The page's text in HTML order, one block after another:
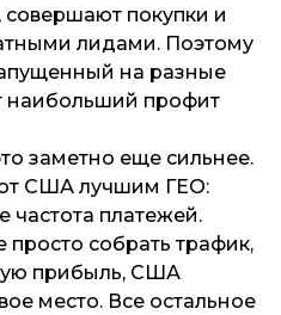
покупки и
лидами. Поэтому
на разные
наибольший профит
заметно еще сильнее.
США лучшим ГЕО:
платежей.
собрать трафик,
прибыль, США
место. Все остальное